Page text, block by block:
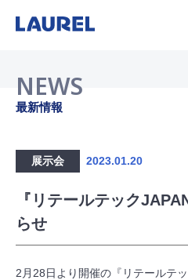
NEWS
最新情報
展示会 2023.01.20
『リテールテック
らせ
2月28日より開催の『リテールテ